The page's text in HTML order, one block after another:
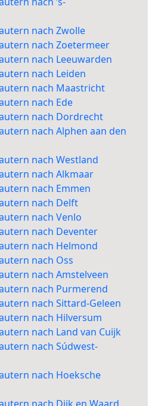
nach Zwolle
nach Zoetermeer
nach Leeuwarden
nach Leiden
nach Maastricht
nach Ede
nach Dordrecht
nach Alphen aan den
nach Westland
nach Alkmaar
nach Emmen
nach Delft
nach Venlo
nach Deventer
nach Helmond
nach Oss
nach Amstelveen
nach Purmerend
nach Sittard-Geleen
nach Hilversum
nach Land van Cuijk
nach Súdwest-
nach Hoeksche